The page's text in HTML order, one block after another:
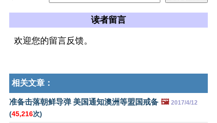
读者留言
欢迎您的留言反馈。
相关文章：
准备击落朝鲜导弹 美国通知澳洲等盟国戒备 🖼️ 2017/4/12
(45,216次)